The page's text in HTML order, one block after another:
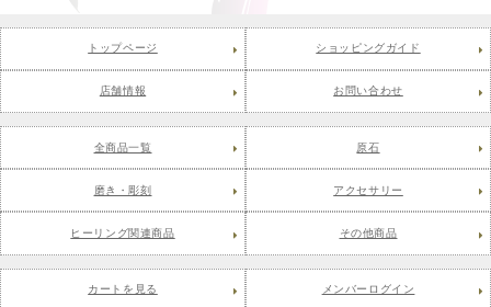
トップページ ショッピングガイド
店舗情報 お問い合わせ
全商品一覧 原石
磨き・彫刻 アクセサリー
ヒーリング関連商品 その他商品
カートを見る メンバーログイン